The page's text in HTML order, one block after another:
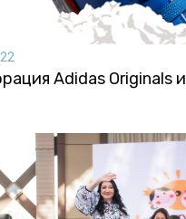
Аdidas Originals